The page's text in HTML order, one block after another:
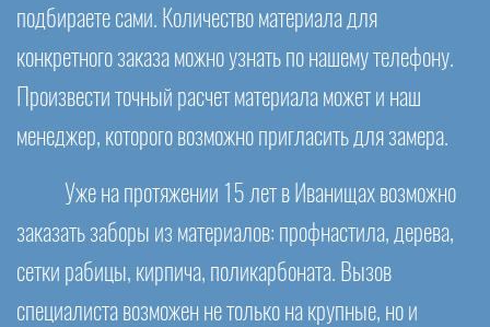
подбираете сами. Количество материала для
конкретного заказа можно узнать по нашему телефону.
Произвести точный расчет материала может и наш
менеджер, которого возможно пригласить для замера.
Уже на протяжении 15 лет в Иванищах возможно
заказать заборы из материалов: профнастила, дерева,
сетки рабицы, кирпича, поликарбоната. Вызов
специалиста возможен не только на крупные, но и